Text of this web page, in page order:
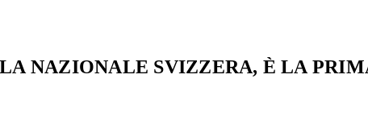
NAZIONALE SVIZZERA, È LA